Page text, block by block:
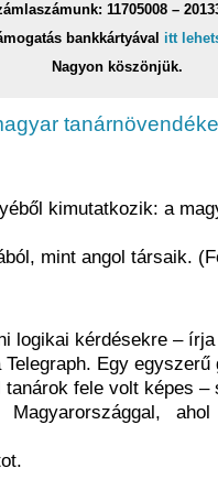
11705008 –
bankkártyával itt
Nagyon köszönjük.
kimutatkozik: a
mint angol társaik.
logikai kérdésekre –
Egy egyszerű
tanárok fele volt képes –
Magyarországgal,